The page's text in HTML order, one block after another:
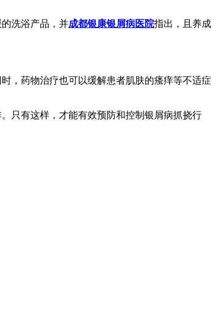
洗浴产品，并成都银康银屑病医院指出，且养成
，药物治疗也可以缓解患者肌肤的瘙痒等不适症
只有这样，才能有效预防和控制银屑病抓挠行